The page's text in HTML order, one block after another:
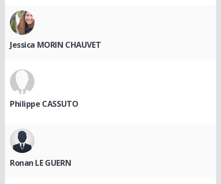
Jessica MORIN CHAUVET
Philippe CASSUTO
Ronan LE GUERN